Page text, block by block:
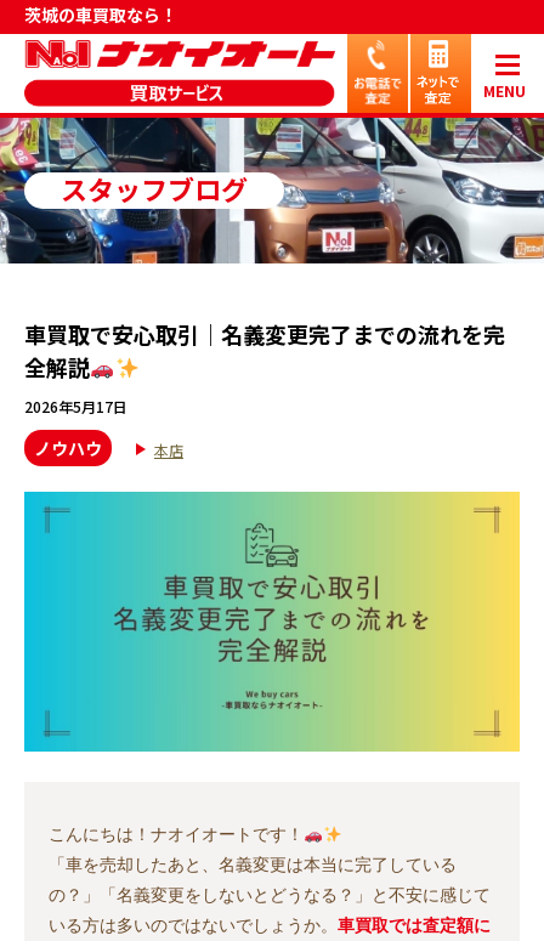
茨城の車買取なら！
MENU
スタッフブログ
車買取で安心取引｜名義変更完了までの流れを完
全解説
2026年5月17日
ノウハウ 本店
こんにちは！ナオイオートです！
「車を売却したあと、名義変更は本当に完了している
の？」「名義変更をしないとどうなる？」と不安に感じて
いる方は多いのではないでしょうか。 車買取では査定額に